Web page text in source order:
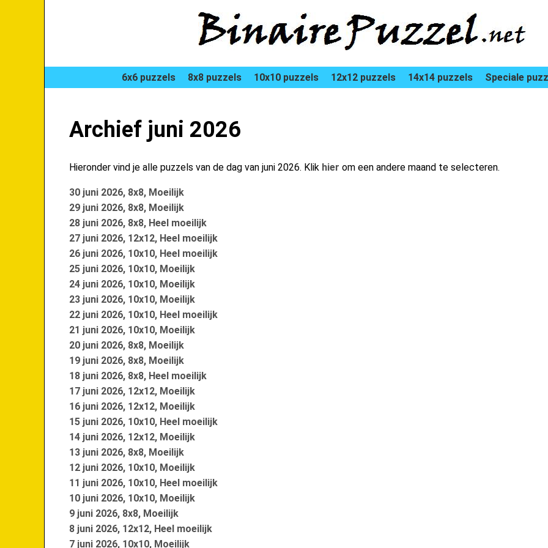
6x6 puzzels 8x8 puzzels 10x10 puzzels 12x12 puzzels 14x14 puzzels Speciale
Archief juni 2026
Hieronder vind je alle puzzels van de dag van juni 2026. Klik hier om een andere maand te selecteren.
30 juni 2026, 8x8, Moeilijk
29 juni 2026, 8x8, Moeilijk
28 juni 2026, 8x8, Heel moeilijk
27 juni 2026, 12x12, Heel moeilijk
26 juni 2026, 10x10, Heel moeilijk
25 juni 2026, 10x10, Moeilijk
24 juni 2026, 10x10, Moeilijk
23 juni 2026, 10x10, Moeilijk
22 juni 2026, 10x10, Heel moeilijk
21 juni 2026, 10x10, Moeilijk
20 juni 2026, 8x8, Moeilijk
19 juni 2026, 8x8, Moeilijk
18 juni 2026, 8x8, Heel moeilijk
17 juni 2026, 12x12, Moeilijk
16 juni 2026, 12x12, Moeilijk
15 juni 2026, 10x10, Heel moeilijk
14 juni 2026, 12x12, Moeilijk
13 juni 2026, 8x8, Moeilijk
12 juni 2026, 10x10, Moeilijk
11 juni 2026, 10x10, Heel moeilijk
10 juni 2026, 10x10, Moeilijk
9 juni 2026, 8x8, Moeilijk
8 juni 2026, 12x12, Heel moeilijk
7 juni 2026, 10x10, Moeilijk